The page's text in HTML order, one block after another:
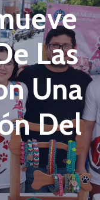
Las
Una
Del